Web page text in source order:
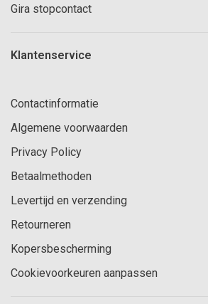
Gira stopcontact
Klantenservice
Contactinformatie
Algemene voorwaarden
Privacy Policy
Betaalmethoden
Levertijd en verzending
Retourneren
Kopersbescherming
Cookievoorkeuren aanpassen